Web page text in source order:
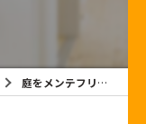
庭をメンテフリー状態にする秘訣